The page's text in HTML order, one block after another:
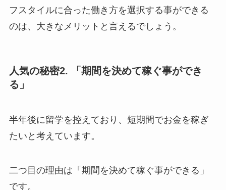
フスタイルに合った働き方を選択する事ができる
のは、大きなメリットと言えるでしょう。
人気の秘密2. 「期間を決めて稼ぐ事ができ
る」
半年後に留学を控えており、短期間でお金を稼ぎ
たいと考えています。
二つ目の理由は「期間を決めて稼ぐ事ができる」
です。